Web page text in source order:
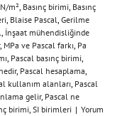
m² Basınç birimi Basınç
Blaise Pascal Gerilme
İnşaat mühendisliğinde
, MPa ve Pascal farkı Pa
Pascal basınç birimi
, Pascal hesaplama
kullanım alanları Pascal
gelir, Pascal ne
birimi SI birimleri | Yorum